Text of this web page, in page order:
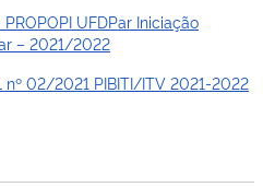
UFDPar Iniciação
– 2021/2022
nº 02/2021 PIBITI/ITV 2021-2022